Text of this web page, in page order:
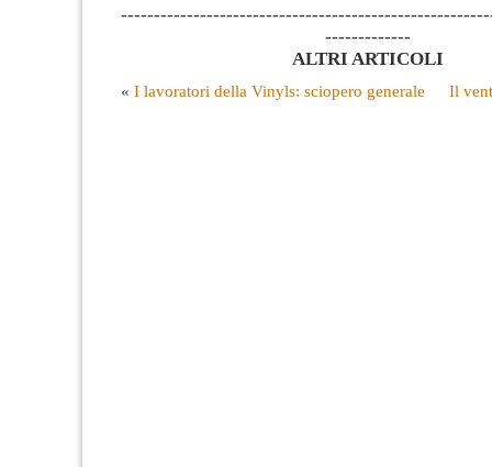
-------------
ALTRI ARTICOLI
« I lavoratori della Vinyls: sciopero generale Il